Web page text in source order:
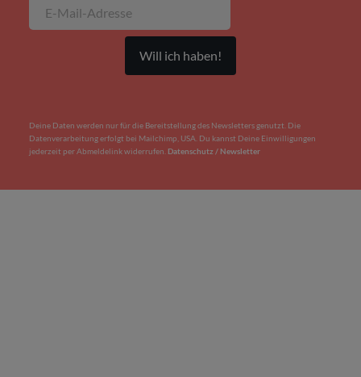
Deine Daten werden nur für die Bereitstellung des Newsletters genutzt. Die
Datenverarbeitung erfolgt bei Mailchimp, USA. Du kannst Deine Einwilligungen
jederzeit per Abmeldelink widerrufen. Datenschutz / Newsletter